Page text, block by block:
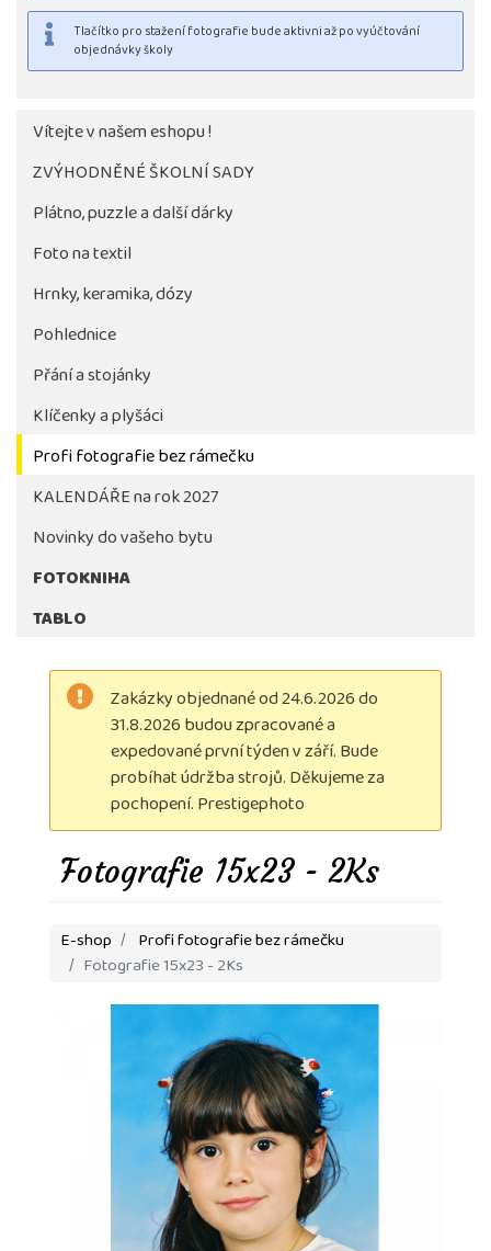
Tlačítko pro stažení fotografie bude aktivni až po
objednávky školy
Vítejte v našem eshopu !
ZVÝHODNĚNÉ ŠKOLNÍ SADY
Plátno, puzzle a další dárky
Foto na textil
Hrnky, keramika, dózy
Pohlednice
Přání a stojánky
Klíčenky a plyšáci
Profi fotografie bez rámečku
KALENDÁŘE na rok 2027
Novinky do vašeho bytu
FOTOKNIHA
TABLO
Zakázky objednané od 24.6.2026 do
31.8.2026 budou zpracované a
expedované první týden v září. Bude
probíhat údržba strojů. Děkujeme za
pochopení. Prestigephoto
Fotografie 15x23 - 2Ks
E-shop Profi fotografie bez rámečku
Fotografie 15x23 - 2Ks